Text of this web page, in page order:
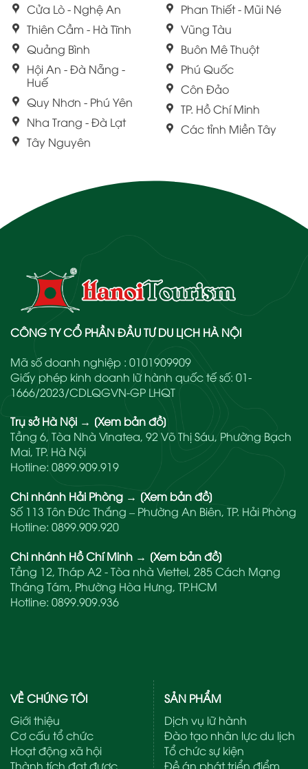
Cửa Lò - Nghệ An
Thiên Cầm - Hà Tĩnh
Quảng Bình
Hội An - Đà Nẵng -
Huế
Quy Nhơn - Phú Yên
Nha Trang - Đà Lạt
Tây Nguyên
Phan Thiết - Mũi Né
Vũng Tàu
Buôn Mê Thuột
Phú Quốc
Côn Đảo
TP. Hồ Chí Minh
Các tỉnh Miền Tây
CÔNG TY CỔ PHẦN ĐẦU TƯ DU LỊCH HÀ NỘI
Mã số doanh nghiệp : 0101909909
Giấy phép kinh doanh lữ hành quốc tế số: 01-
1666/2023/CDLQGVN-GP LHQT
Trụ sở Hà Nội → [Xem bản đồ]
Tầng 6, Tòa Nhà Vinatea, 92 Võ Thị Sáu, Phường Bạch
Mai, TP. Hà Nội
Hotline: 0899.909.919
Chi nhánh Hải Phòng → [Xem bản đồ]
Số 113 Tôn Đức Thắng – Phường An Biên, TP. Hải Phòng
Hotline: 0899.909.920
Chi nhánh Hồ Chí Minh → [Xem bản đồ]
Tầng 12, Tháp A2 - Tòa nhà Viettel, 285 Cách Mạng
Tháng Tám, Phường Hòa Hưng, TP.HCM
Hotline: 0899.909.936
VỀ CHÚNG TÔI
Giới thiệu
Cơ cấu tổ chức
Hoạt động xã hội
Thành tích đạt được
SẢN PHẨM
Dịch vụ lữ hành
Đào tạo nhân lực du lịch
Tổ chức sự kiện
Đề án phát triển điểm